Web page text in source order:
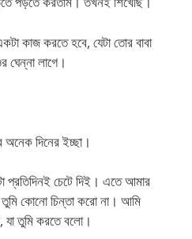
কাজ করতে হবে, যেটা তোর বাবা
লাগে।
দিনের ইচ্ছা।
প্রতিদিনই চেটে দিই। এতে আমার
কোনো চিন্তা করো না। আমি
তুমি করতে বলো।